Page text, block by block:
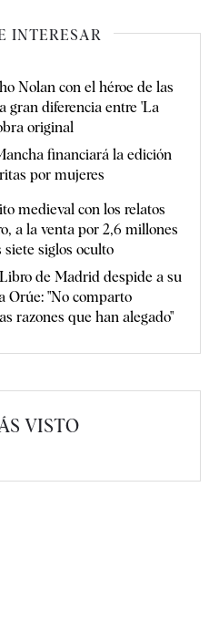
INTERESAR
Nolan con el héroe de las
gran diferencia entre 'La
original
financiará la edición
por mujeres
medieval con los relatos
a la venta por 2,6 millones
siete siglos oculto
de Madrid despide a su
Orúe: "No comparto
razones que han alegado"
VISTO